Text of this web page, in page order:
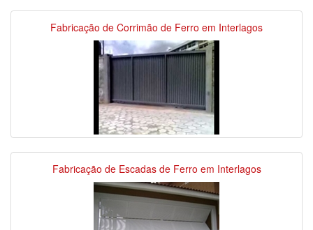
Fabricação de Corrimão de Ferro em Interlagos
Fabricação de Escadas de Ferro em Interlagos